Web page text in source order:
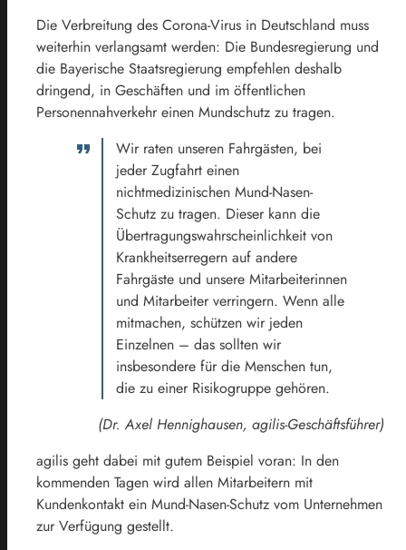
Die Verbreitung des Corona-Virus in Deutschland muss
weiterhin verlangsamt werden: Die Bundesregierung und
die Bayerische Staatsregierung empfehlen deshalb
dringend, in Geschäften und im öffentlichen
Personennahverkehr einen Mundschutz zu tragen.
Wir raten unseren Fahrgästen, bei
jeder Zugfahrt einen
nichtmedizinischen Mund-Nasen-
Schutz zu tragen. Dieser kann die
Übertragungswahrscheinlichkeit von
Krankheitserregern auf andere
Fahrgäste und unsere Mitarbeiterinnen
und Mitarbeiter verringern. Wenn alle
mitmachen, schützen wir jeden
Einzelnen – das sollten wir
insbesondere für die Menschen tun,
die zu einer Risikogruppe gehören.
(Dr. Axel Hennighausen, agilis-Geschäftsführer)
agilis geht dabei mit gutem Beispiel voran: In den
kommenden Tagen wird allen Mitarbeitern mit
Kundenkontakt ein Mund-Nasen-Schutz vom Unternehmen
zur Verfügung gestellt.